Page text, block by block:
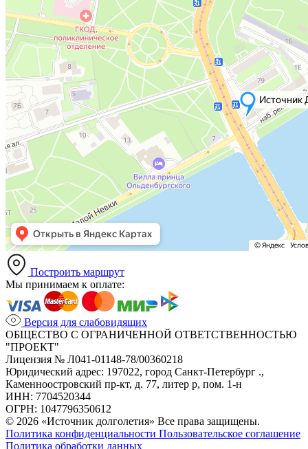
Построить маршрут
Мы принимаем к оплате:
Версия для слабовидящих
ОБЩЕСТВО С ОГРАНИЧЕННОЙ ОТВЕТСТВЕННОСТЬЮ
"ПРОЕКТ"
Лицензия № Л041-01148-78/00360218
Юридический адрес: 197022, город Санкт-Петербург .,
Каменноостровский пр-кт, д. 77, литер р, пом. 1-н
ИНН: 7704520344
ОГРН: 1047796350612
© 2026 «Источник долголетия» Все права защищены.
Политика конфиденциальности Пользовательское соглашение
Политика обработки данных